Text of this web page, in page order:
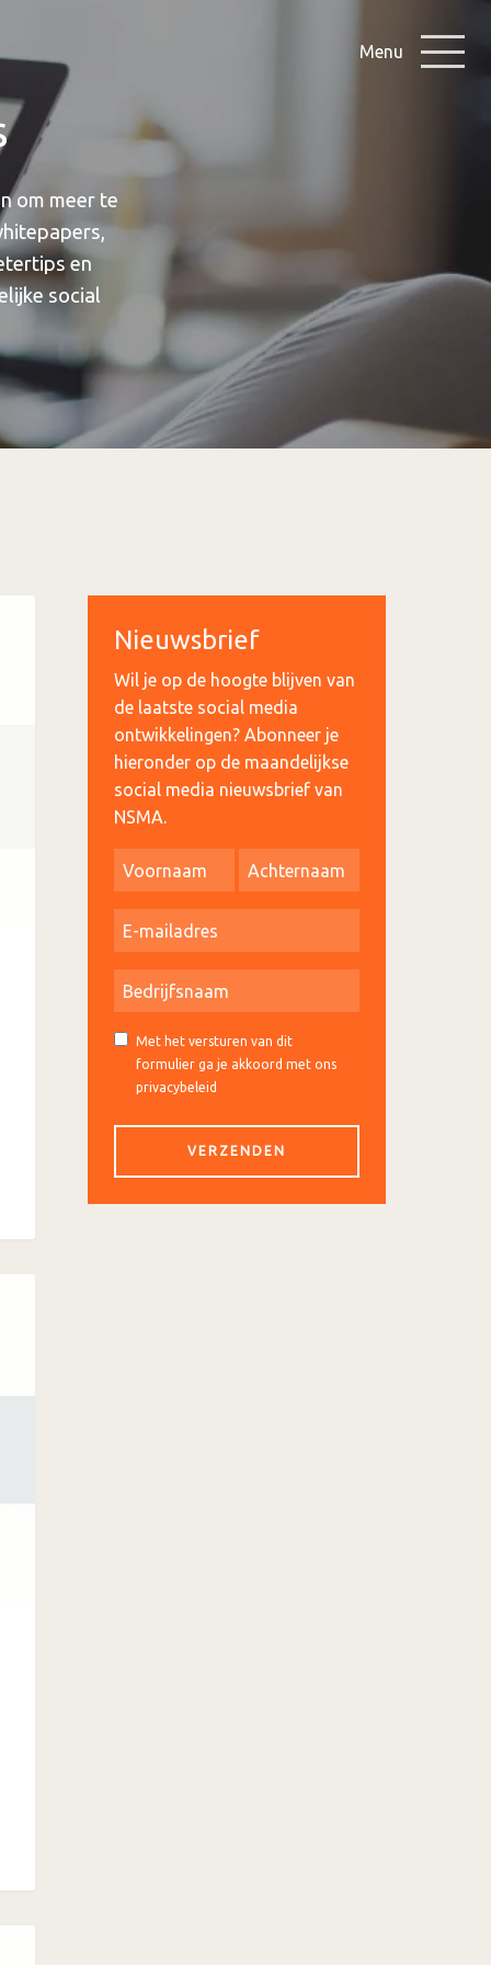
Menu
om meer te
en
social
Nieuwsbrief
Wil je op de hoogte blijven van
de laatste social media
ontwikkelingen? Abonneer je
hieronder op de maandelijkse
social media nieuwsbrief van
NSMA.
Met het versturen van dit
formulier ga je akkoord met ons
privacybeleid